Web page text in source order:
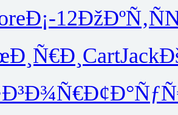
Ð¡-12ÐžÐºÑ‚Ñ
CartJack